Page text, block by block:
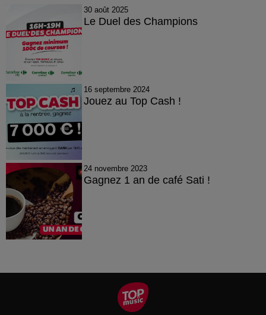
30 août 2025
Le Duel des Champions
16 septembre 2024
Jouez au Top Cash !
24 novembre 2023
Gagnez 1 an de café Sati !